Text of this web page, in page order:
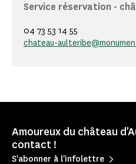
Service réservation -
04 73 53 14 55
chateau-
Amoureux du château
contact !
S'abonner à l'infolettre